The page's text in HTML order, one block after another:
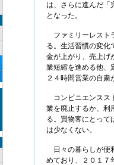
は、さらに進んだ「
となった。
ファミリーレスト
る。生活習慣の変化
金が上がり、売上げ
業短縮を進める他、
２４時間営業の自粛
コンビニエンスス
業を廃止するか、利
る。買物客にとって
は少なくない。
日々の暮らしが便
めており、２０１７